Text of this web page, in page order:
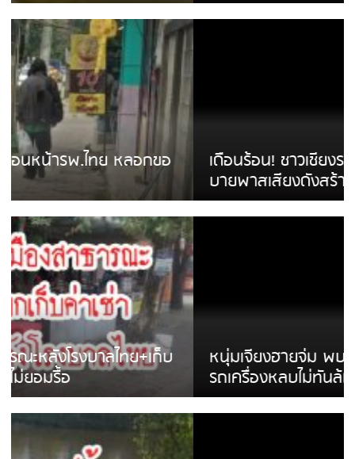
เดือนร้อน! ชาวเชียงรายบ่นรถ Isuzu สีขาวซิ่ง
บายพาสเสียงดังสร้างความรำคาญ
หนุ่มเจียงฮายจ่ม พบถังน้ำดื่มตกกลางถนน
รถเครื่องหลบไม่ทันล้มบาดเจ็บ